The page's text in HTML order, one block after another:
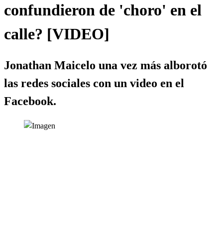
confundieron de 'choro' en el
calle? [VIDEO]
​Jonathan Maicelo una vez más alborotó
las redes sociales con un video en el
Facebook.